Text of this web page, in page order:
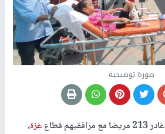
صورة توضيحية
غادر 213 مريضا مع مرافقيهم قطاع غزة،